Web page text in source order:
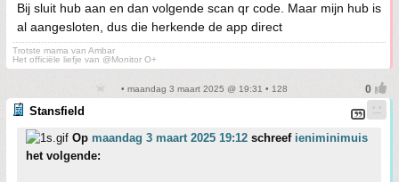
Bij sluit hub aan en dan volgende scan qr code. Maar mijn hub is
al aangesloten, dus die herkende de app direct
Trotste mama van Ambar
Het officiële liefje van @Monitor O+
• maandag 3 maart 2025 @ 19:31 • 128
Stansfield
Op maandag 3 maart 2025 19:12 schreef ieniminimuis
het volgende: